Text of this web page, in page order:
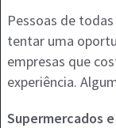
Pessoas de
tentar uma
empresas que
experiência.
Supermercados